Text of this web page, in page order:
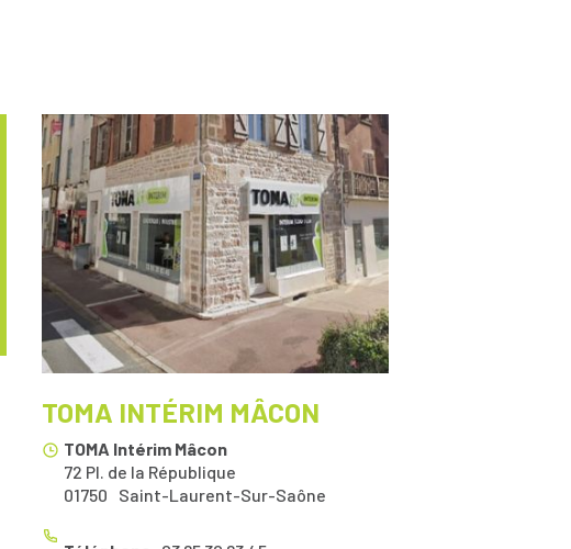
TOMA INTÉRIM MÂCON
TOMA Intérim Mâcon
72 Pl. de la République
Saint-Laurent-Sur-Saône
01750